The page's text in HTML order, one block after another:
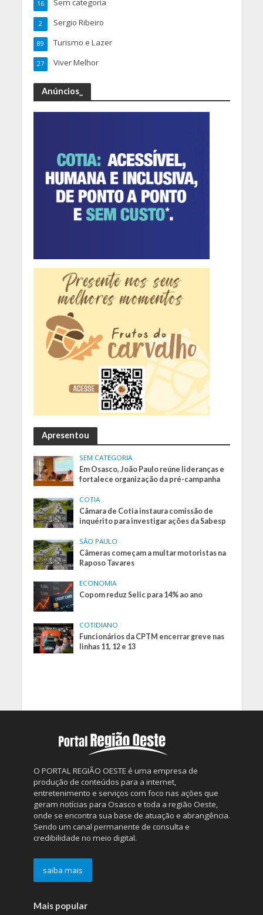
Sem categoria
16
Sergio Ribeiro
2
Turismo e Lazer
89
Viver Melhor
27
Anúncios_
Apresentou
SEM CATEGORIA
Em Osasco, João Paulo reúne lideranças e
fortalece organização da pré-campanha
COTIA
Câmara de Cotia instaura comissão de
inquérito para investigar ações da Sabesp
SÃO PAULO
Câmeras começam a multar motoristas na
Raposo Tavares
ECONOMIA
Copom reduz Selic para 14% ao ano
COTIDIANO
Funcionários da CPTM encerrar greve nas
linhas 11, 12 e 13
O PORTAL REGIÃO OESTE é uma empresa de
produção de conteúdos para a internet,
entretenimento e serviços com foco nas ações que
geram notícias para Osasco e toda a região Oeste,
onde se encontra sua base de atuação e abrangência.
Sendo um canal permanente de consulta e
credibilidade no meio digital.
saiba mais
Mais popular